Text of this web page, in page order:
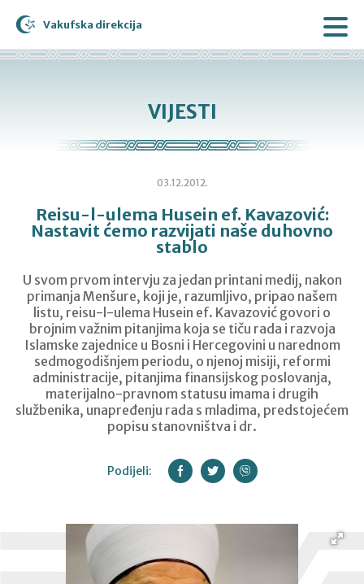
Vakufska direkcija
VIJESTI
03.12.2012.
Reisu-l-ulema Husein ef. Kavazović:
Nastavit ćemo razvijati naše duhovno
stablo
U svom prvom intervju za jedan printani medij, nakon
primanja Menšure, koji je, razumljivo, pripao našem
listu, reisu-l-ulema Husein ef. Kavazović govori o
brojnim važnim pitanjima koja se tiču rada i razvoja
Islamske zajednice u Bosni i Hercegovini u narednom
sedmogodišnjem periodu, o njenoj misiji, reformi
administracije, pitanjima finansijskog poslovanja,
materijalno-pravnom statusu imama i drugih
službenika, unapređenju rada s mladima, predstojećem
popisu stanovništva i dr.
Podijeli: